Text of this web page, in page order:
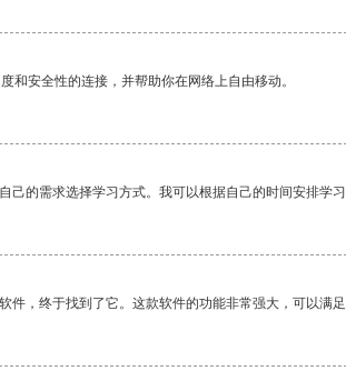
和安全性的连接，并帮助你在网络上自由移动。
的需求选择学习方式。我可以根据自己的时间安排学习
件，终于找到了它。这款软件的功能非常强大，可以满